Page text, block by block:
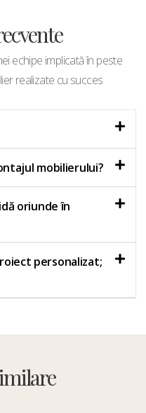
echipe implicată în peste
realizate cu succes
mobilierului?
oriunde în
personalizat;